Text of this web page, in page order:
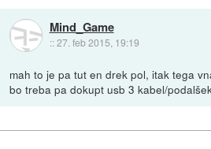
Mind_Game
::27. feb 2015, 19:19
mah to je pa tut en drek pol, itak tega
bo treba pa dokupt usb 3 kabel/